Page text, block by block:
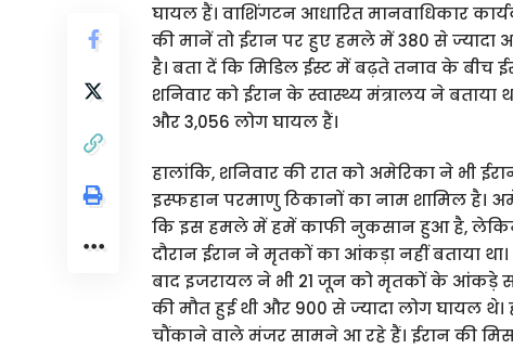
घायल हैं। वाशिंगटन आधारित मानवाधिकार
की मानें तो ईरान पर हुए हमले में 380 से
है। बता दें कि मिडिल ईस्ट में बढ़ते तनाव के बीच
शनिवार को ईरान के स्वास्थ्य मंत्रालय ने
और 3,056 लोग घायल हैं।
हालांकि, शनिवार की रात को अमेरिका ने भी
इस्फहान परमाणु ठिकानों का नाम शामिल है।
कि इस हमले में हमें काफी नुकसान हुआ है, लेकिन
दौरान ईरान ने मृतकों का आंकड़ा नहीं बताया
बाद इजरायल ने भी 21 जून को मृतकों के आंकड़े
की मौत हुई थी और 900 से ज्यादा लोग घायल
चौंकाने वाले मंजर सामने आ रहे हैं। ईरान की